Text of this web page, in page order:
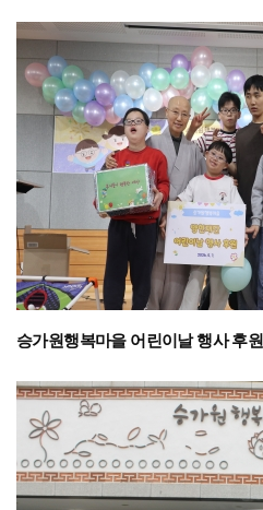
승가원행복마을 어린이날 행사 후원